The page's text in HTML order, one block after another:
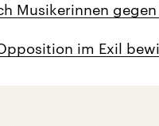
Musikerinnen
im Exil